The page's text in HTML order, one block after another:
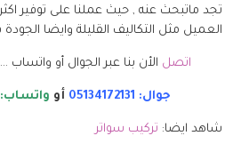
تجد ماتبحث عنه , حيث عملنا على توفير اكثر
العميل مثل التكاليف القليلة وايضا
اتصل الأن بنا عبر الجوال أو واتساب
جوال: 05134172131 أو واتساب: 05134172131
شاهد ايضا: تركيب سواتر